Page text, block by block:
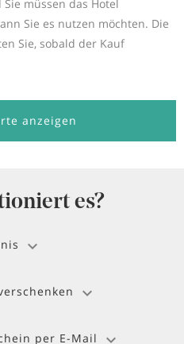
müssen das Hotel
Sie es nutzen möchten. Die
Sie, sobald der Kauf
anzeigen
es?
per E-Mail